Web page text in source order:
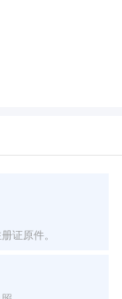
证原件。